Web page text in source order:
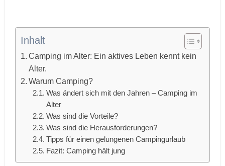
Inhalt
Camping im Alter: Ein aktives Leben kennt kein
Alter.
Warum Camping?
Was ändert sich mit den Jahren – Camping im
Alter
Was sind die Vorteile?
Was sind die Herausforderungen?
Tipps für einen gelungenen Campingurlaub
Fazit: Camping hält jung